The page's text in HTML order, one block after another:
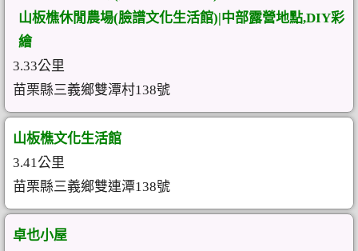
山板樵休閒農場(臉譜文化生活館)|中部露營地點,DIY彩
繪
3.33公里
苗栗縣三義鄉雙潭村138號
山板樵文化生活館
3.41公里
苗栗縣三義鄉雙連潭138號
卓也小屋